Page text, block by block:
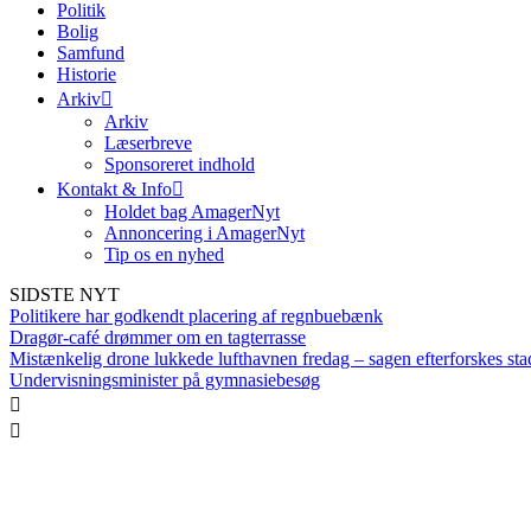
Politik
Bolig
Samfund
Historie
Arkiv
Arkiv
Læserbreve
Sponsoreret indhold
Kontakt & Info
Holdet bag AmagerNyt
Annoncering i AmagerNyt
Tip os en nyhed
SIDSTE NYT
Politikere har godkendt placering af regnbuebænk
Dragør-café drømmer om en tagterrasse
Mistænkelig drone lukkede lufthavnen fredag – sagen efterforskes
Undervisningsminister på gymnasiebesøg